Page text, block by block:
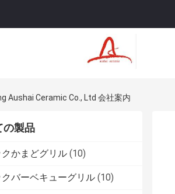
Aushai Ceramic Co., Ltd 会社案内
の製品
かまどグリル (10)
バーベキューグリル (10)